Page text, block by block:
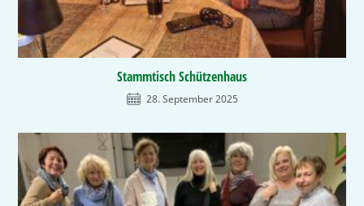
Stammtisch Schützenhaus
28. September 2025